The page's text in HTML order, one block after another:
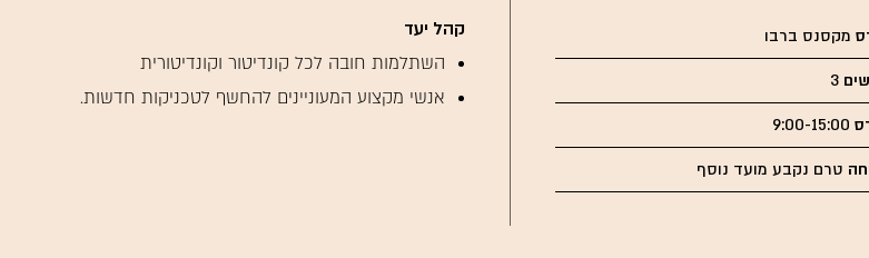
מקסנס ברבו
3
9:00-15:00
טרם נקבע מועד נוסף
קהל יעד
השתלמות חובה לכל קונדיטור וקונדיטורית
אנשי מקצוע המעוניינים להחשף לטכניקות חדשות.